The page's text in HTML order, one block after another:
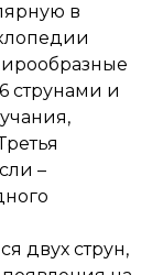
в
струнами и
–
двух струн,